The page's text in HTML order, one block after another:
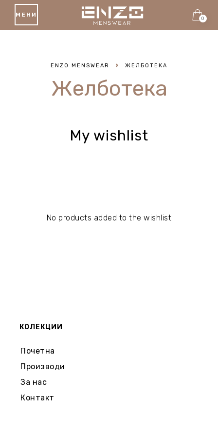
МЕНИ
0
ENZO MENSWEAR > ЖЕЛБОТЕКА
Желботека
My wishlist
No products added to the wishlist
КОЛЕКЦИИ
Почетна
Производи
За нас
Контакт